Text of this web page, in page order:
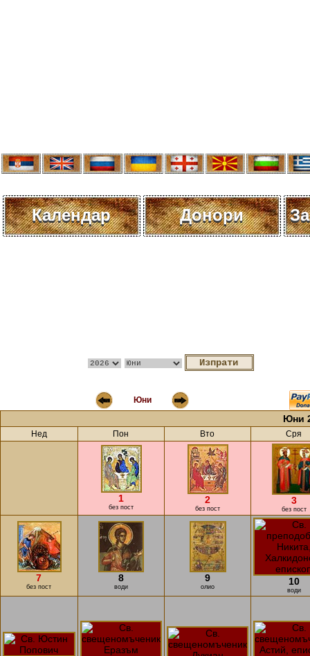
Календар Донори
Юни
Юни
Нед Пон Вто Сря
1
без пост
2
без пост
3
без пост
7
без пост
8
води
9
олио 10
води